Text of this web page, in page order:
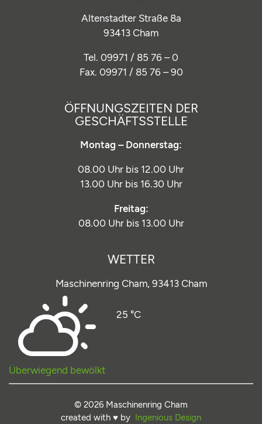
Altenstadter Straße 8a
93413 Cham
Tel. 09971 / 85 76 – 0
Fax. 09971 / 85 76 – 90
ÖFFNUNGSZEITEN DER
GESCHÄFTSSTELLE
Montag – Donnerstag:
08.00 Uhr bis 12.00 Uhr
13.00 Uhr bis 16.30 Uhr
Freitag:
08.00 Uhr bis 13.00 Uhr
WETTER
Maschinenring Cham, 93413 Cham
Überwiegend bewölkt
25 °C
© 2026 Maschinenring Cham
created with ♥ by Ingenious Design